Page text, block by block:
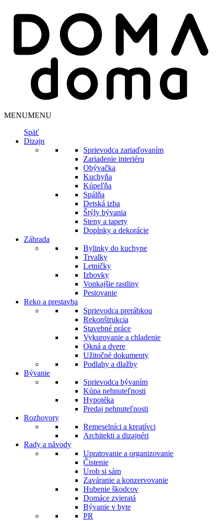
MENUMENU
Späť
Dizajn
Sprievodca zariaďovaním
Zariadenie interiéru
Obývačka
Kuchyňa
Kúpeľňa
Spálňa
Detská izba
Štýly bývania
Steny a tapety
Doplnky a dekorácie
Záhrada
Bylinky do kuchyne
Trvalky
Letničky
Izbovky
Vonkajšie rastliny
Pestovanie
Reko a prestavba
Sprievodca prerábkou
Rekonštrukcia
Stavebné práce
Vykurovanie a chladenie
Okná a dvere
Užitočné dokumenty
Podlahy a dlažby
Bývanie
Sprievodca bývaním
Kúpa nehnuteľnosti
Hypotéka
Predaj nehnuteľnosti
Rozhovory
Remeselníci a kreatívci
Architekti a dizajnéri
Rady a návody
Upratovanie a organizovanie
Čistenie
Urob si sám
Zaváranie a konzervovanie
Hubenie škodcov
Domáce zvieratá
Bývanie v byte
PR